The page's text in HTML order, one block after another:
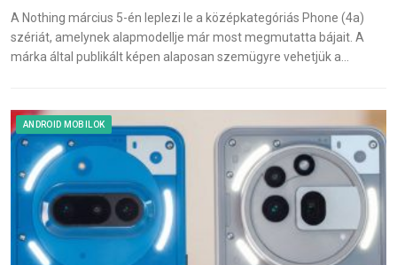
A Nothing március 5-én leplezi le a középkategóriás Phone (4a)
szériát, amelynek alapmodellje már most megmutatta bájait. A
márka által publikált képen alaposan szemügyre vehetjük a…
ANDROID MOBILOK